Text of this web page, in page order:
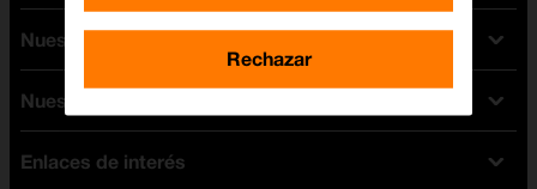
Nuestras tarifas
Tarifas Orange
Tarifas fibra y móvil
Tarifas móviles
Nuestros dispositivos
Ofertas en móviles
Enlaces de interés
Rechazar